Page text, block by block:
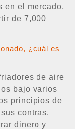
en el mercado,
de 7,000
¿cuál es
de aire
bajo varios
principios de
contras.
dinero y